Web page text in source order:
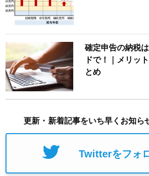
確定申告の納税
ドで！｜メリッ
とめ
更新・新着記事をいち早くお知ら
Twitterをフォ